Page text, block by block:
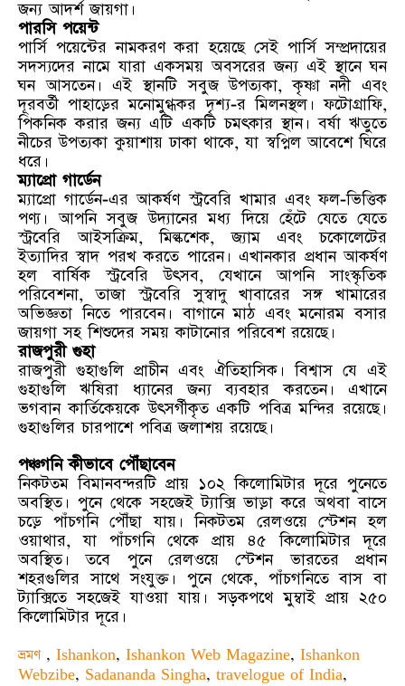
জন্য আদর্শ জায়গা।
পারসি পয়েন্ট
পার্সি পয়েন্টের নামকরণ করা হয়েছে সেই পার্সি সম্প্রদায়ের
সদস্যদের নামে যারা একসময় অবসরের জন্য এই স্থানে ঘন
ঘন আসতেন। এই স্থানটি সবুজ উপত্যকা, কৃষ্ণা নদী এবং
দূরবর্তী পাহাড়ের মনোমুগ্ধকর দৃশ্য-র মিলনস্থল। ফটোগ্রাফি,
পিকনিক করার জন্য এটি একটি চমৎকার স্থান। বর্ষা ঋতুতে
নীচের উপত্যকা কুয়াশায় ঢাকা থাকে, যা স্বপ্নিল আবেশে ঘিরে
ধরে।
ম্যাপ্রো গার্ডেন
ম্যাপ্রো গার্ডেন-এর আকর্ষণ স্ট্রবেরি খামার এবং ফল-ভিত্তিক
পণ্য। আপনি সবুজ উদ্যানের মধ্য দিয়ে হেঁটে যেতে যেতে
স্ট্রবেরি আইসক্রিম, মিল্কশেক, জ্যাম এবং চকোলেটের
ইত্যাদির স্বাদ পরখ করতে পারেন। এখানকার প্রধান আকর্ষণ
হল বার্ষিক স্ট্রবেরি উৎসব, যেখানে আপনি সাংস্কৃতিক
পরিবেশনা, তাজা স্ট্রবেরি সুস্বাদু খাবারের সঙ্গ খামারের
অভিজ্ঞতা নিতে পারবেন। বাগানে মাঠ এবং মনোরম বসার
জায়গা সহ শিশুদের সময় কাটানোর পরিবেশ রয়েছে।
রাজপুরী গুহা
রাজপুরী গুহাগুলি প্রাচীন এবং ঐতিহাসিক। বিশ্বাস যে এই
গুহাগুলি ঋষিরা ধ্যানের জন্য ব্যবহার করতেন। এখানে
ভগবান কার্তিকেয়কে উৎসর্গীকৃত একটি পবিত্র মন্দির রয়েছে।
গুহাগুলির চারপাশে পবিত্র জলাশয় রয়েছে।
পঞ্চগনি কীভাবে পৌঁছাবেন
নিকটতম বিমানবন্দরটি প্রায় ১০২ কিলোমিটার দূরে পুনেতে
অবস্থিত। পুনে থেকে সহজেই ট্যাক্সি ভাড়া করে অথবা বাসে
চড়ে পাঁচগনি পৌঁছা যায়।নিকটতম রেলওয়ে স্টেশন হল
ওয়াথার, যা পাঁচগনি থেকে প্রায় ৪৫ কিলোমিটার দূরে
অবস্থিত। তবে পুনে রেলওয়ে স্টেশন ভারতের প্রধান
শহরগুলির সাথে সংযুক্ত। পুনে থেকে, পাঁচগনিতে বাস বা
ট্যাক্সিতে সহজেই যাওয়া যায়। সড়কপথে মুম্বাই প্রায় ২৫০
কিলোমিটার দূরে।
ভ্রমণ , Ishankon, Ishankon Web Magazine, Ishankon
Webzibe, Sadananda Singha, travelogue of India,